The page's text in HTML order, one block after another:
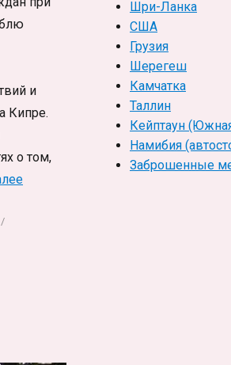
и
Кипре.
о том,
«Переезд, иммиграция на Кипр:
Шри-Ланка
США
Грузия
Шерегеш
Камчатка
Таллин
Кейптаун
Намибия
Заброшенные